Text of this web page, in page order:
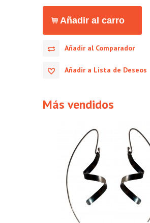
Añadir al Comparador
Añadir a Lista de Deseos
Más vendidos